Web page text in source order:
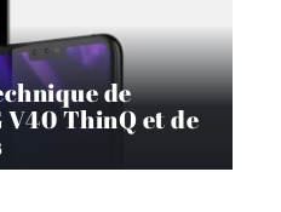
de
V40 ThinQ et de